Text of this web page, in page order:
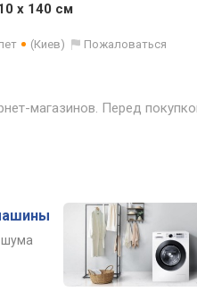
x 140 см
(Киев) Пожаловаться
магазинов. Перед
шума